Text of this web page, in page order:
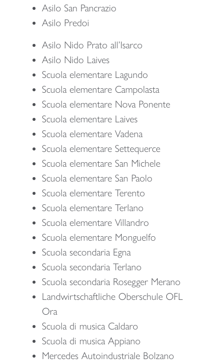
Asilo San Pancrazio
Asilo Predoi
Asilo Nido Prato all’Isarco
Asilo Nido Laives
Scuola elementare Lagundo
Scuola elementare Campolasta
Scuola elementare Nova Ponente
Scuola elementare Laives
Scuola elementare Vadena
Scuola elementare Settequerce
Scuola elementare San Michele
Scuola elementare San Paolo
Scuola elementare Terento
Scuola elementare Terlano
Scuola elementare Villandro
Scuola elementare Monguelfo
Scuola secondaria Egna
Scuola secondaria Terlano
Scuola secondaria Rosegger Merano
Landwirtschaftliche Oberschule OFL
Ora
Scuola di musica Caldaro
Scuola di musica Appiano
Mercedes Autoindustriale Bolzano